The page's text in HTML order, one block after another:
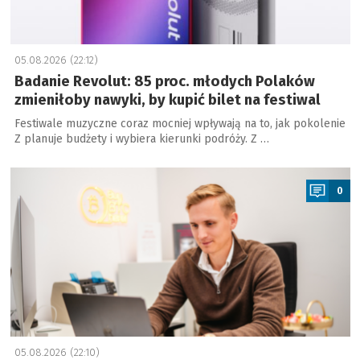
05.08.2026 (22:12)
Badanie Revolut: 85 proc. młodych Polaków
zmieniłoby nawyki, by kupić bilet na festiwal
Festiwale muzyczne coraz mocniej wpływają na to, jak pokolenie
Z planuje budżety i wybiera kierunki podróży. Z …
a
0
05.08.2026 (22:10)